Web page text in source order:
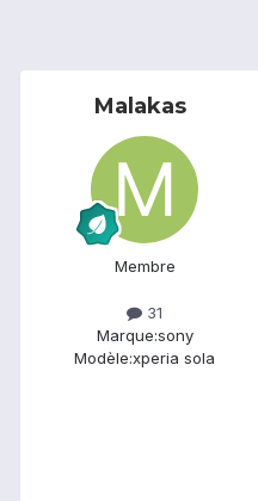
Malakas
Membre
31
Marque:sony
Modèle:xperia sola